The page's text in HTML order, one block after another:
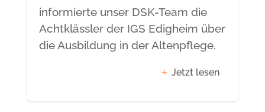
informierte unser DSK-Team die
Achtklässler der IGS Edigheim über
die Ausbildung in der Altenpflege.
Jetzt lesen